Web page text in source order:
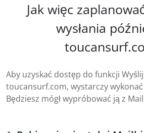
Jak więc
wysłania
Aby uzyskać dostęp do funkcji
toucansurf.com, wystarczy
Będziesz mógł wypróbować ją z